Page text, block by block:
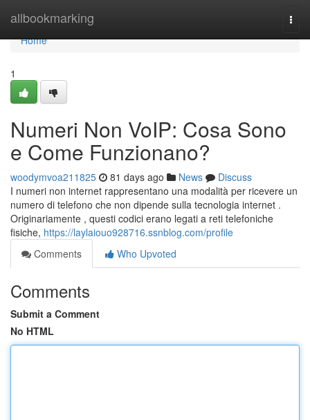
allbookmarking
Home
Home
1
Numeri Non VoIP: Cosa Sono
e Come Funzionano?
woodymvoa211825 81 days ago News
Discuss
I numeri non internet rappresentano una modalità per ricevere un
numero di telefono che non dipende sulla tecnologia internet .
Originariamente , questi codici erano legati a reti telefoniche
fisiche, https://laylaiouo928716.ssnblog.com/profile
Comments
Who Upvoted
Comments
Submit a Comment
No HTML